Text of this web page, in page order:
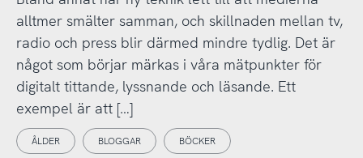
alltmer smälter samman, och skillnaden mellan tv,
radio och press blir därmed mindre tydlig. Det är
något som börjar märkas i våra mätpunkter för
digitalt tittande, lyssnande och läsande. Ett
exempel är att […]
ÅLDER BLOGGAR BÖCKER